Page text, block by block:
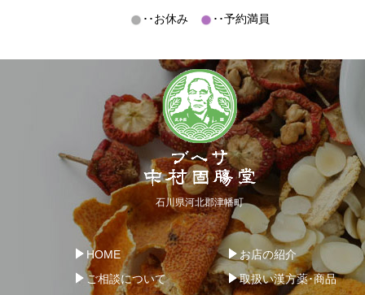
･･お休み ･･予約満員
石川県河北郡津幡町
HOME
お店の紹介
ご相談について
取扱い漢方薬･商品